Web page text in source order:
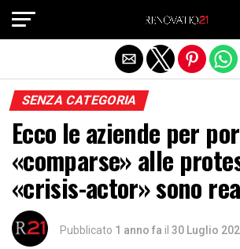
SENZA CATEGORIA
Ecco le aziende per
«comparse» alle
«crisis-actor» sono
Pubblicato 1 anno fa il 30 Luglio
Exit mobile version